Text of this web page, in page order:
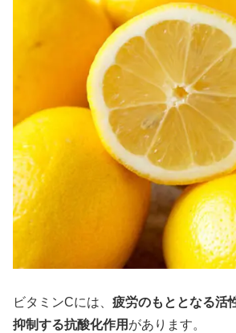
ビタミンCには、 疲労のもととなる活
抑制する抗酸化作用 があります。